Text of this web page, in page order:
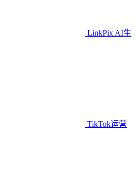
LinkPix AI生
TikTok运营